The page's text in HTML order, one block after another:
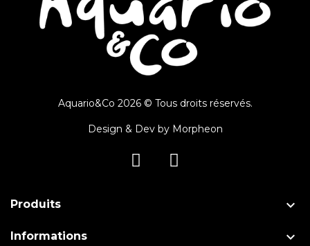
Aquario&Co 2026 © Tous droits réservés.
Design & Dev by Morpheon
Produits 
Informations 